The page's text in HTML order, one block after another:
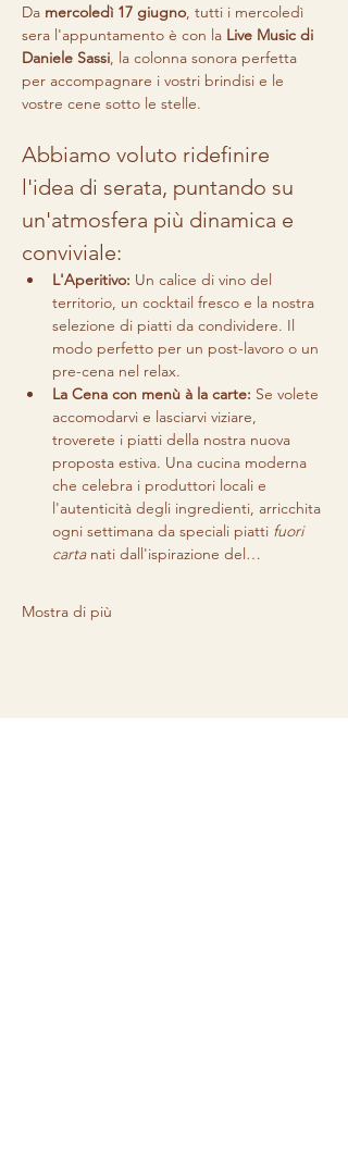
Da mercoledì 17 giugno, tutti i mercoledì
sera l'appuntamento è con la Live Music di
Daniele Sassi, la colonna sonora perfetta
per accompagnare i vostri brindisi e le
vostre cene sotto le stelle.
Abbiamo voluto ridefinire
l'idea di serata, puntando su
un'atmosfera più dinamica e
conviviale:
L'Aperitivo: Un calice di vino del
territorio, un cocktail fresco e la nostra
selezione di piatti da condividere. Il
modo perfetto per un post-lavoro o un
pre-cena nel relax.
La Cena con menù à la carte: Se volete
accomodarvi e lasciarvi viziare,
troverete i piatti della nostra nuova
proposta estiva. Una cucina moderna
che celebra i produttori locali e
l'autenticità degli ingredienti, arricchita
ogni settimana da speciali piatti fuori
carta nati dall'ispirazione del…
Mostra di più